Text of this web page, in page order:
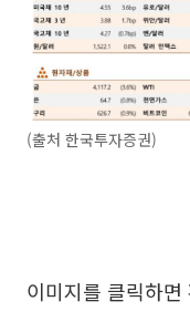
(출처 한국투자증권)
이미지를 클릭하